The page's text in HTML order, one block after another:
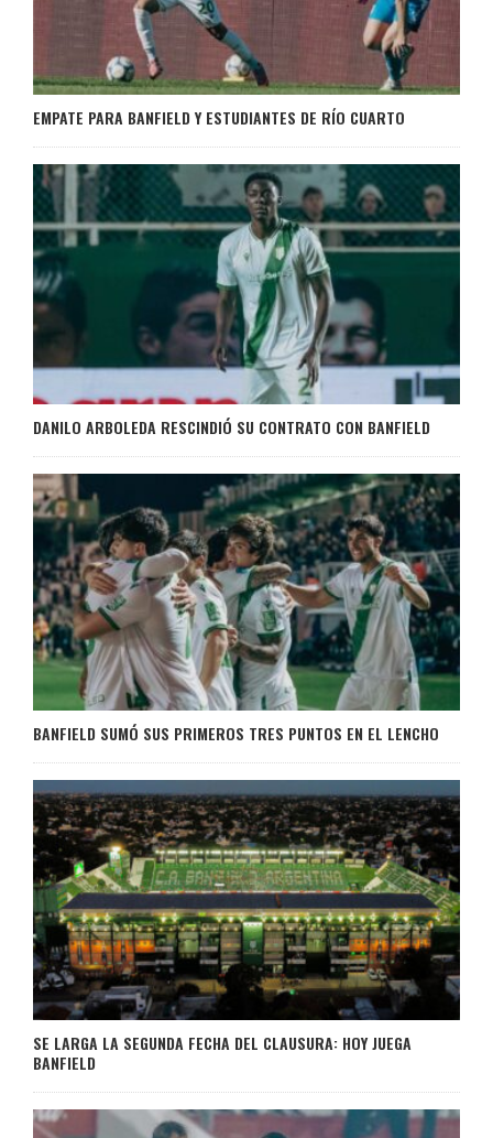
EMPATE PARA BANFIELD Y ESTUDIANTES DE RÍO CUARTO
DANILO ARBOLEDA RESCINDIÓ SU CONTRATO CON BANFIELD
BANFIELD SUMÓ SUS PRIMEROS TRES PUNTOS EN EL LENCHO
SE LARGA LA SEGUNDA FECHA DEL CLAUSURA: HOY JUEGA
BANFIELD